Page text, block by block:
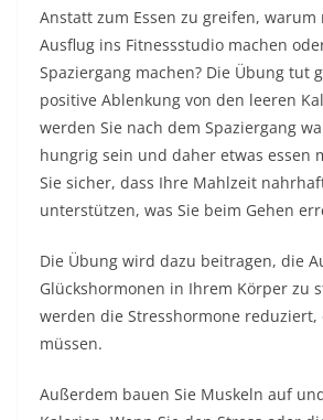
Anstatt zum Essen zu greifen, warum
Ausflug ins Fitnessstudio machen
Spaziergang machen? Die Übung tut
positive Ablenkung von den leeren
werden Sie nach dem Spaziergang
hungrig sein und daher etwas essen
Sie sicher, dass Ihre Mahlzeit
unterstützen, was Sie beim Gehen
Die Übung wird dazu beitragen, die
Glückshormonen in Ihrem Körper zu
werden die Stresshormone reduziert,
müssen.
Außerdem bauen Sie Muskeln auf